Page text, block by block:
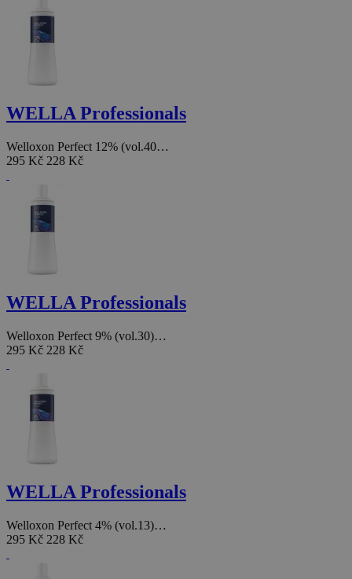
WELLA Professionals
Welloxon Perfect 12% (vol.40…
295 Kč 228 Kč
WELLA Professionals
Welloxon Perfect 9% (vol.30)…
295 Kč 228 Kč
WELLA Professionals
Welloxon Perfect 4% (vol.13)…
295 Kč 228 Kč